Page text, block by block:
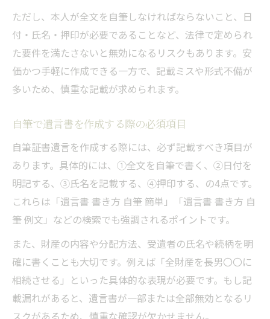
財産ごとの遺言書記載例と注意点まとめ
見直しや保管も安心な遺言書づくりのポイント
遺言書の見直しが必要なタイミングとは
遺言書保管と家族への伝え方の工夫
財産変動時の遺言書見直しポイント解説
遺言書保管の選択肢と安全性の比較
ただし、本人が全文を自筆しなければならないこと、日
付・氏名・押印が必要であることなど、法律で定められ
た要件を満たさないと無効になるリスクもあります。安
価かつ手軽に作成できる一方で、記載ミスや形式不備が
多いため、慎重な記載が求められます。
自筆で遺言書を作成する際の必須項目
自筆証書遺言を作成する際には、必ず記載すべき項目が
あります。具体的には、①全文を自筆で書く、②日付を
明記する、③氏名を記載する、④押印する、の4点です。
これらは「遺言書 書き方 自筆 簡単」「遺言書 書き方 自
筆 例文」などの検索でも強調されるポイントです。
また、財産の内容や分配方法、受遺者の氏名や続柄を明
確に書くことも大切です。例えば「全財産を長男〇〇に
相続させる」といった具体的な表現が必要です。もし記
載漏れがあると、遺言書が一部または全部無効となるリ
スクがあるため、慎重な確認が欠かせません。